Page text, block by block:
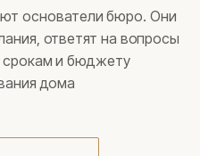
основатели бюро. Они
ответят на вопросы
срокам и бюджету
дома